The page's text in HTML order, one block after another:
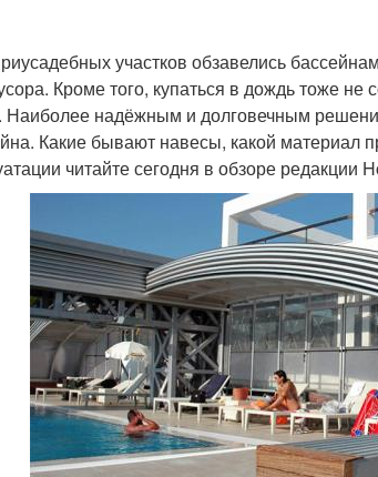
участков обзавелись
Кроме того, купаться в дождь тоже
Наиболее надёжным и долговечным
Какие бывают навесы, какой материал
читайте сегодня в обзоре редакции